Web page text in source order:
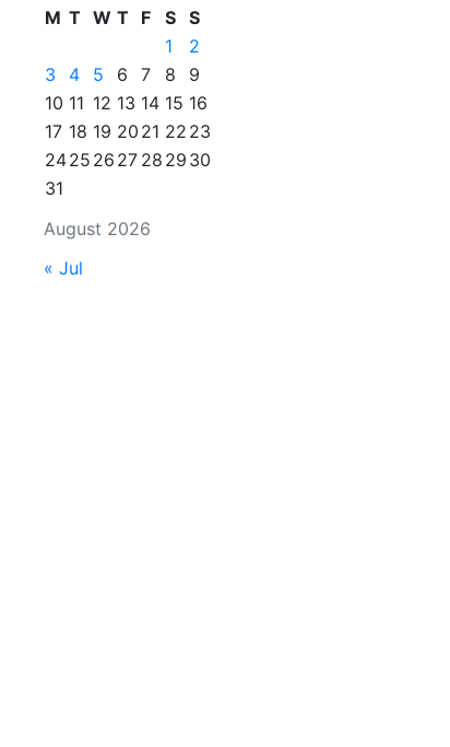
August 2026
M T W T F S S
1
2
3
4 5 6 7 8
9
10 11 12 13 14 15 16
17 18 19 20 21 22 23
2425 26 27 28 29 30
31
« Jul